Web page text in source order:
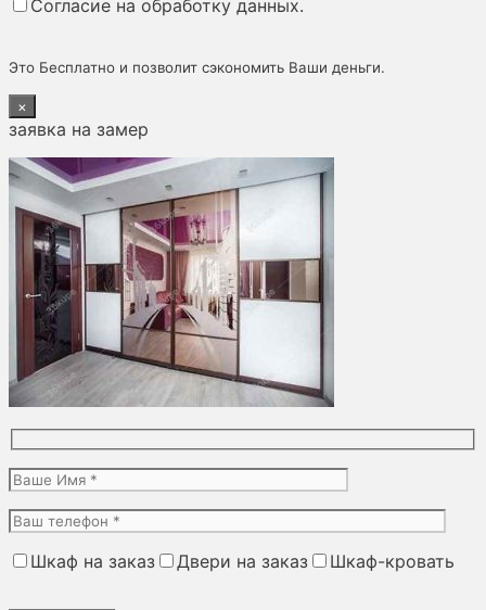
пустым.
Согласие на обработку данных.
Это Бесплатно и позволит сэкономить Ваши деньги.
×
заявка на замер
Шкаф на заказ Двери на заказ
Шкаф-кровать